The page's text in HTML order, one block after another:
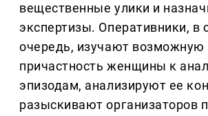
вещественные улики и
экспертизы. Оперативники, в
очередь, изучают возможную
причастность женщины к
эпизодам, анализируют ее
разыскивают организаторов